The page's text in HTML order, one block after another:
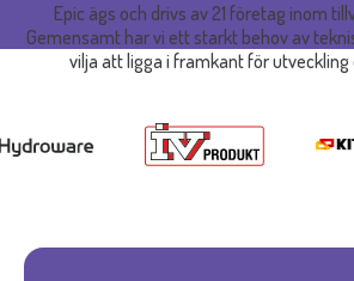
Epic ägs och drivs av 21 företag inom
Gemensamt har vi ett starkt behov av
vilja att ligga i framkant för utveckling